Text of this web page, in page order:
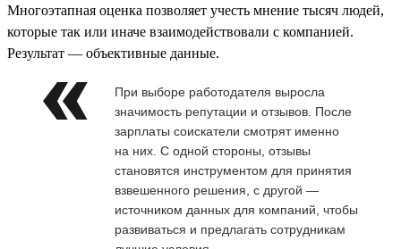
Многоэтапная оценка позволяет учесть мнение тысяч людей,
которые так или иначе взаимодействовали с компанией.
Результат — объективные данные.
При выборе работодателя выросла
значимость репутации и отзывов. После
зарплаты соискатели смотрят именно
на них. С одной стороны, отзывы
становятся инструментом для принятия
взвешенного решения, с другой —
источником данных для компаний, чтобы
развиваться и предлагать сотрудникам